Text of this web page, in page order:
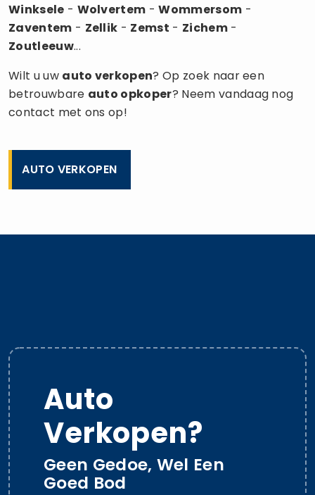
Winksele - Wolvertem -Wommersom -
Zaventem - Zellik - Zemst - Zichem-
Zoutleeuw...
Wilt u uw auto verkopen? Op zoek naar een
betrouwbare auto opkoper? Neem vandaag nog
contact met ons op!
AUTO VERKOPEN
Auto
Verkopen?
Geen Gedoe, Wel Een
Goed Bod